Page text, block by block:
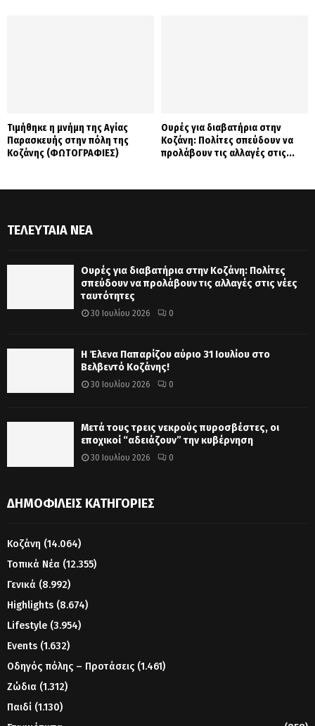
Τιμήθηκε η μνήμη της Αγίας
Παρασκευής στην πόλη της
Κοζάνης (ΦΩΤΟΓΡΑΦΙΕΣ)
Ουρές για διαβατήρια στην
Κοζάνη: Πολίτες σπεύδουν να
προλάβουν τις αλλαγές στις...
ΤΕΛΕΥΤΑΊΑ ΝΈΑ
Ουρές για διαβατήρια στην Κοζάνη: Πολίτες
σπεύδουν να προλάβουν τις αλλαγές στις νέες
ταυτότητες
30 Ιουλίου 2026 0
Η Έλενα Παπαρίζου αύριο 31 Ιουλίου στο
Βελβεντό Κοζάνης!
30 Ιουλίου 2026 0
Μετά τους τρεις νεκρούς πυροσβέστες, οι
εποχικοί “αδειάζουν” την κυβέρνηση
30 Ιουλίου 2026 0
ΔΗΜΟΦΙΛΕΊΣ ΚΑΤΗΓΟΡΊΕΣ
Κοζάνη (14.064)
Τοπικά Νέα (12.355)
Γενικά (8.992)
Highlights (8.674)
Lifestyle (3.954)
Events (1.632)
Οδηγός πόλης – Προτάσεις (1.461)
Ζώδια (1.312)
Παιδί (1.130)